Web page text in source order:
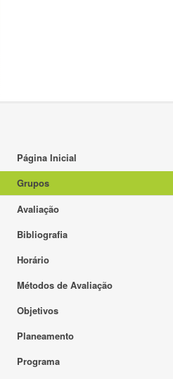
Página Inicial
Grupos
Avaliação
Bibliografia
Horário
Métodos de Avaliação
Objetivos
Planeamento
Programa